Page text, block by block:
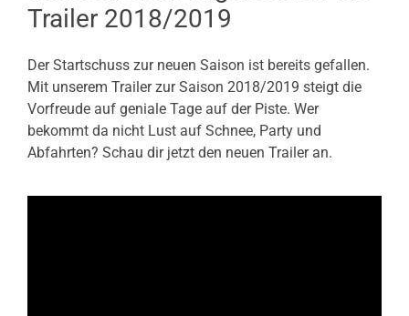
Trailer 2018/2019
Der Startschuss zur neuen Saison ist bereits gefallen.
Mit unserem Trailer zur Saison 2018/2019 steigt die
Vorfreude auf geniale Tage auf der Piste. Wer
bekommt da nicht Lust auf Schnee, Party und
Abfahrten? Schau dir jetzt den neuen Trailer an.